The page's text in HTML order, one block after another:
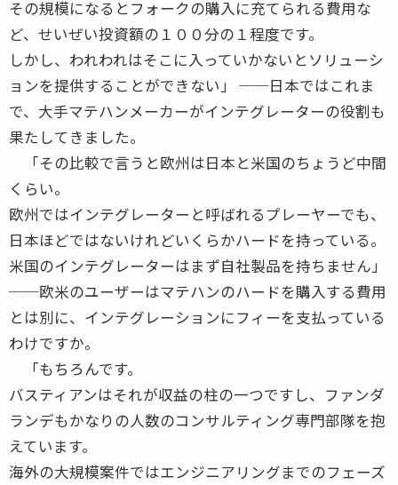
その規模になるとフォークの購入に充てられる費用な
ど、せいぜい投資額の１００分の１程度です。
しかし、われわれはそこに入っていかないとソリューシ
ョンを提供することができない」 ──日本ではこれま
で、大手マテハンメーカーがインテグレーターの役割も
果たしてきました。
「その比較で言うと欧州は日本と米国のちょうど中間
くらい。
欧州ではインテグレーターと呼ばれるプレーヤーでも、
日本ほどではないけれどいくらかハードを持っている。
米国のインテグレーターはまず自社製品を持ちません」
──欧米のユーザーはマテハンのハードを購入する費用
とは別に、インテグレーションにフィーを支払っている
わけですか。
「もちろんです。
バスティアンはそれが収益の柱の一つですし、ファンダ
ランデもかなりの人数のコンサルティング専門部隊を抱
えています。
海外の大規模案件ではエンジニアリングまでのフェーズ